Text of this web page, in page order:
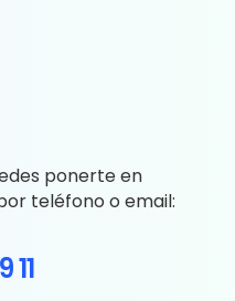
ponerte en
teléfono o email:
11